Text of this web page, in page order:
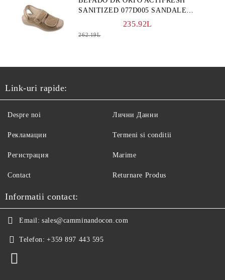
SANITIZED 077D005 SANDALE
ORTOPEDICI FEMEI
235.92L
262.19L
Link-uri rapide:
Despre noi
Рекламации
Регистрация
Contact
Лични Данни
Termeni si conditii
Marime
Returnare Produs
Informatii contact:
Email: sales@camminandocon.com
Telefon: +359 897 443 595